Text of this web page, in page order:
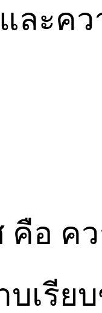
ละค
คือ ค
บเรีย